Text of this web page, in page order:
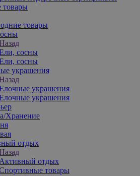
товары
товары
сосны
сосны
украшения
украшения
украшения
Хранение
отдых
Активный отдых
товары